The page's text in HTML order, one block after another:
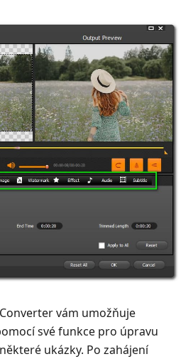
vám umožňuje
své funkce pro úpravu
ukázky. Po zahájení